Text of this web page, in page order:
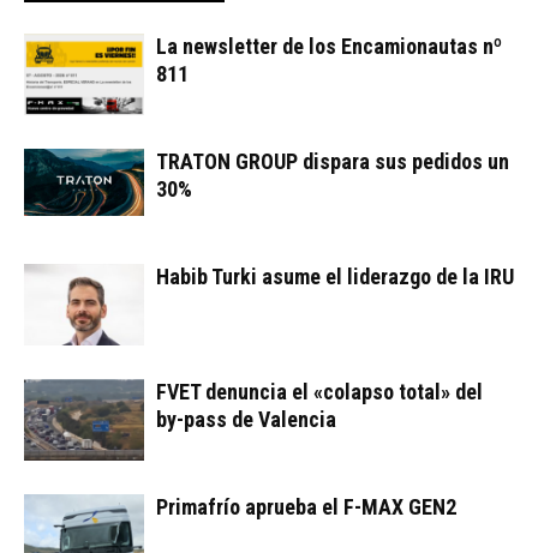
La newsletter de los Encamionautas nº
811
TRATON GROUP dispara sus pedidos un
30%
Habib Turki asume el liderazgo de la IRU
FVET denuncia el «colapso total» del
by-pass de Valencia
Primafrío aprueba el F-MAX GEN2